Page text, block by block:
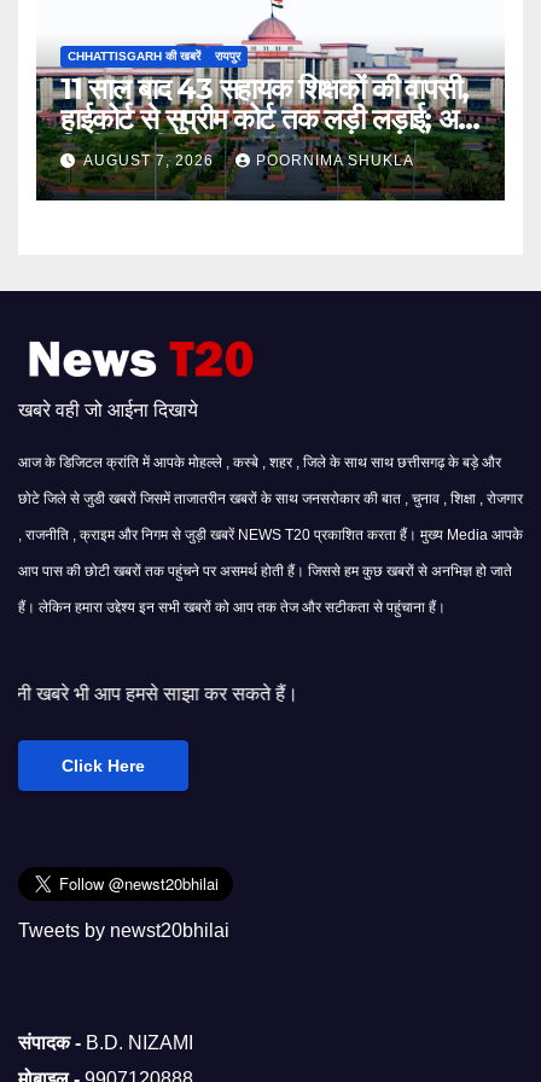
CHHATTISGARH की खबरें रायपुर
11 साल बाद 43 सहायक शिक्षकों की वापसी,
हाईकोर्ट से सुप्रीम कोर्ट तक लड़ी लड़ाई; अब
मिली बहाली…
AUGUST 7, 2026 POORNIMA SHUKLA
खबरे वही जो आईना दिखाये
आज के डिजिटल क्रांति में आपके मोहल्ले , कस्बे , शहर , जिले के साथ साथ छत्तीसगढ़ के बड़े और
छोटे जिले से जुडी खबरों जिसमें ताजातरीन खबरों के साथ जनसरोकार की बात , चुनाव , शिक्षा , रोजगार
, राजनीति , क्राइम और निगम से जुड़ी खबरें NEWS T20 प्रकाशित करता हैं। मुख्य Media आपके
आप पास की छोटी खबरों तक पहुंचने पर असमर्थ होती हैं। जिससे हम कुछ खबरों से अनभिज्ञ हो जाते
हैं। लेकिन हमारा उद्देश्य इन सभी खबरों को आप तक तेज और सटीकता से पहुंचाना हैं।
हमसे साझा कर सकते हैं।
Click Here
Tweets by newst20bhilai
संपादक - B.D. NIZAMI